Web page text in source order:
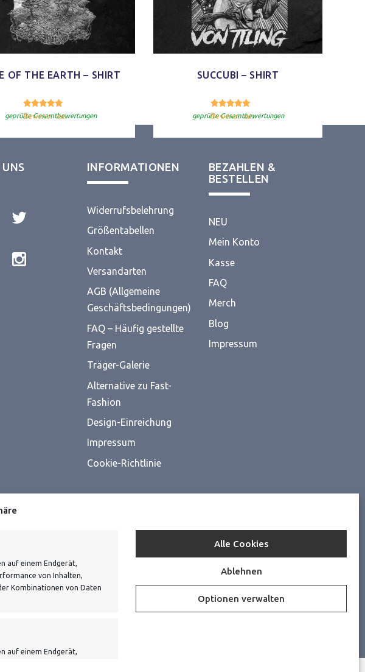
auf einem Endgerät,
von Inhalten,
Kombinationen von Daten
auf einem Endgerät,
Alle Cookies
Ablehnen
Optionen verwalten
OF THE EARTH – SHIRT
Bewertet mit 4.80
geprüfte Gesamtbewertungen
SUCCUBI – SHIRT
Bewertet mit 5.00
geprüfte Gesamtbewertungen
UNS INFORMATIONEN
Widerrufsbelehrung
Größentabellen
Kontakt
Versandarten
AGB (Allgemeine
Geschäftsbedingungen)
FAQ – Häufig gestellte
Fragen
Träger-Galerie
Alternative zu Fast-
Fashion
Design-Einreichung
Impressum
Cookie-Richtlinie
BEZAHLEN &
BESTELLEN
NEU
Mein Konto
Kasse
FAQ
Merch
Blog
Impressum